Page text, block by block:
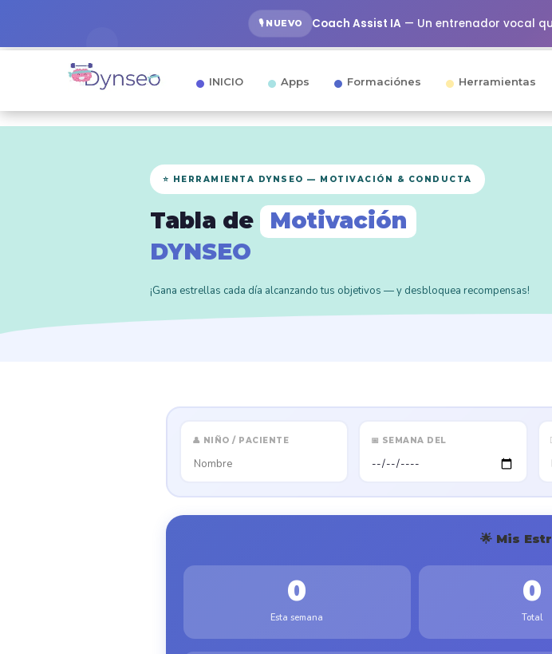
🎙️ NUEVO Coach Assist IA — Un entrenador vocal
INICIO Apps Formaciónes Herramientas
⭐ HERRAMIENTA DYNSEO — MOTIVACIÓN & CONDUCTA
Tabla de
Motivación
DYNSEO
¡Gana estrellas cada día alcanzando tus objetivos — y desbloquea recompensas!
👤 NIÑO / PACIENTE 📅 SEMANA DEL
🌟 Mis
0
Esta semana
0
Total